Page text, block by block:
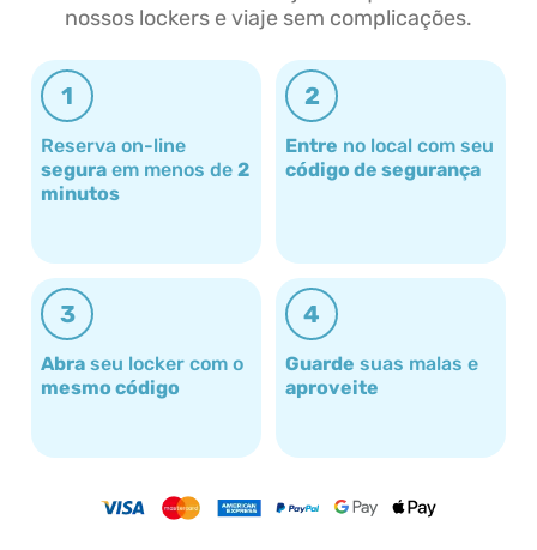
nossos lockers e viaje sem complicações.
1
Reserva on-line
segura em menos de 2
minutos
2
Entre no local com seu
código de segurança
3
Abra seu locker com o
mesmo código
4
Guarde suas malas e
aproveite